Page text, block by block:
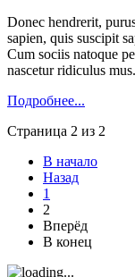
Donec hendrerit,
sapien, quis suscipit
Cum sociis natoque
nascetur ridiculus
Подробнее...
Страница 2 из 2
В начало
Назад
1
2
Вперёд
В конец